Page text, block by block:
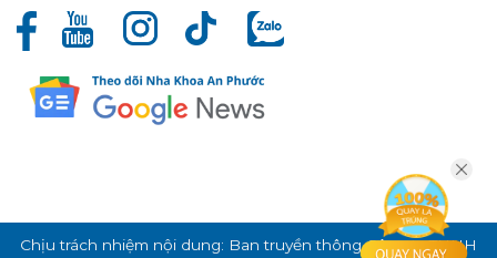
Chịu trách nhiệm nội dung: Ban truyền thông Công ty TNHH